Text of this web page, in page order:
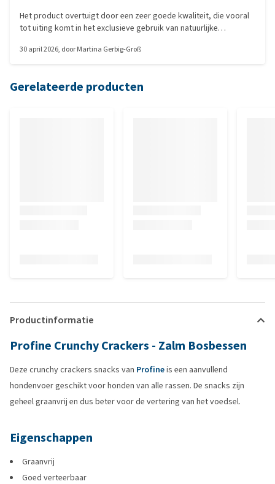
Het product overtuigt door een zeer goede kwaliteit, die vooral
tot uiting komt in het exclusieve gebruik van natuurlijke
30 april 2026, doorMartina Gerbig-Groß
Gerelateerde producten
Productinformatie
Profine Crunchy Crackers - Zalm Bosbessen
Deze crunchy crackers snacks van Profineis een aanvullend
hondenvoer geschikt voor honden van alle rassen. De snacks zijn
geheel graanvrij en dus beter voor de vertering van het voedsel.
Eigenschappen
Graanvrij
Goed verteerbaar